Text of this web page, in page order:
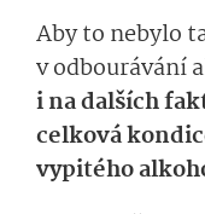
Aby to nebylo
v odbourávání
i na dalších
celková
vypitého